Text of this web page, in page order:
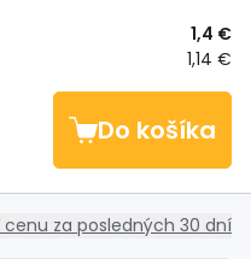
1,14 €
1,4 €
Do košíka
cenu za posledných 30 dní